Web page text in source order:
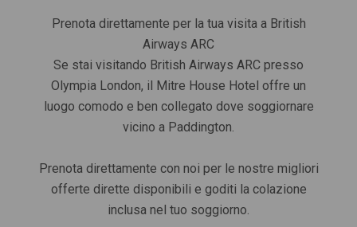
Prenota direttamente per la tua visita a British
Airways ARC
Se stai visitando British Airways ARC presso
Olympia London, il Mitre House Hotel offre un
luogo comodo e ben collegato dove soggiornare
vicino a Paddington.
Prenota direttamente con noi per le nostre migliori
offerte dirette disponibili e goditi la colazione
inclusa nel tuo soggiorno.